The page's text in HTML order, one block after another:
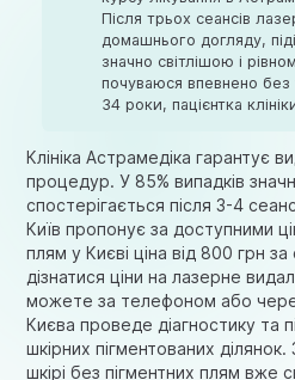
Після трьох сеансів
домашнього догляду,
значно світлішою і
почуваюся впевнено
34 роки, пацієнтка
Клініка Астрамедiка гарантує
процедур. У 85% випадків
спостерігається після 3-4
Київ пропонує за доступними
плям у Києві ціна від 800 грн
дізнатися ціни на лазерне
можете за телефоном або
Києва проведе діагностику
шкірних пігментованих
шкірі без пігментних плям вже